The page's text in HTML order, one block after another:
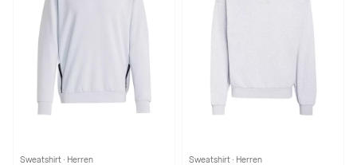
Sweatshirt · Herren Sweatshirt · Herren